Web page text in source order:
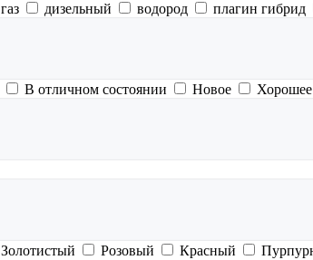
газ дизельный водород плагин гибрид
В отличном состоянии Новое Хорошее
Золотистый Розовый Красный